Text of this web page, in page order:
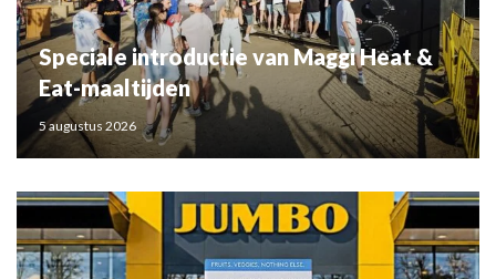
Speciale introductie van Maggi Heat &
Eat-maaltijden
5 augustus 2026